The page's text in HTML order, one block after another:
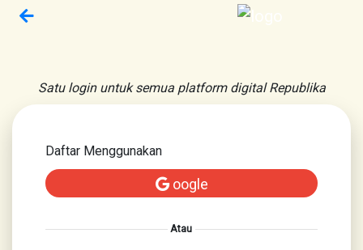
Satu login untuk semua platform digital Republika
Daftar Menggunakan
oogle
Atau